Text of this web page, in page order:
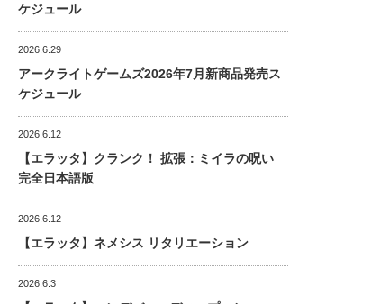
ケジュール
2026.6.29
アークライトゲームズ2026年7月新商品発売ス
ケジュール
2026.6.12
【エラッタ】クランク！ 拡張：ミイラの呪い
完全日本語版
2026.6.12
【エラッタ】ネメシス リタリエーション
2026.6.3